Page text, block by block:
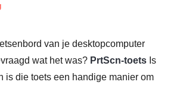
van je desktopcomputer
wat het was? PrtScn-toets Is
is die toets een handige manier om